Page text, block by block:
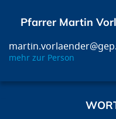
Pfarrer Martin
mehr zur Person